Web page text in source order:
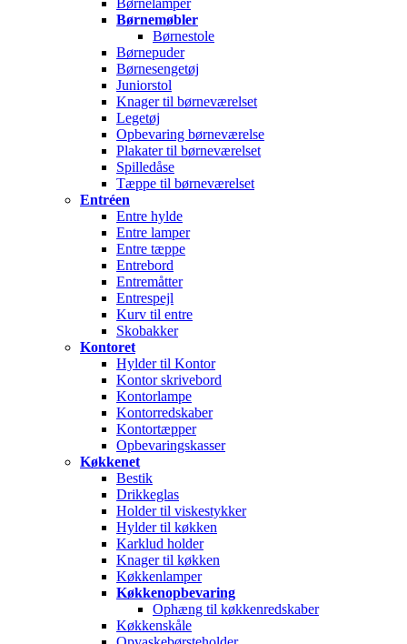
Børnelamper
Børnemøbler
Børnestole
Børnepuder
Børnesengetøj
Juniorstol
Knager til børneværelset
Legetøj
Opbevaring børneværelse
Plakater til børneværelset
Spilledåse
Tæppe til børneværelset
Entréen
Entre hylde
Entre lamper
Entre tæppe
Entrebord
Entremåtter
Entrespejl
Kurv til entre
Skobakker
Kontoret
Hylder til Kontor
Kontor skrivebord
Kontorlampe
Kontorredskaber
Kontortæpper
Opbevaringskasser
Køkkenet
Bestik
Drikkeglas
Holder til viskestykker
Hylder til køkken
Karklud holder
Knager til køkken
Køkkenlamper
Køkkenopbevaring
Ophæng til køkkenredskaber
Køkkenskåle